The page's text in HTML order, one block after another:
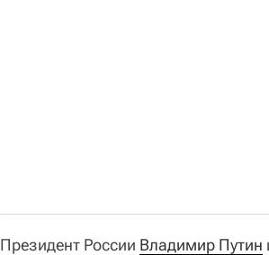
Президент России Владимир Путин